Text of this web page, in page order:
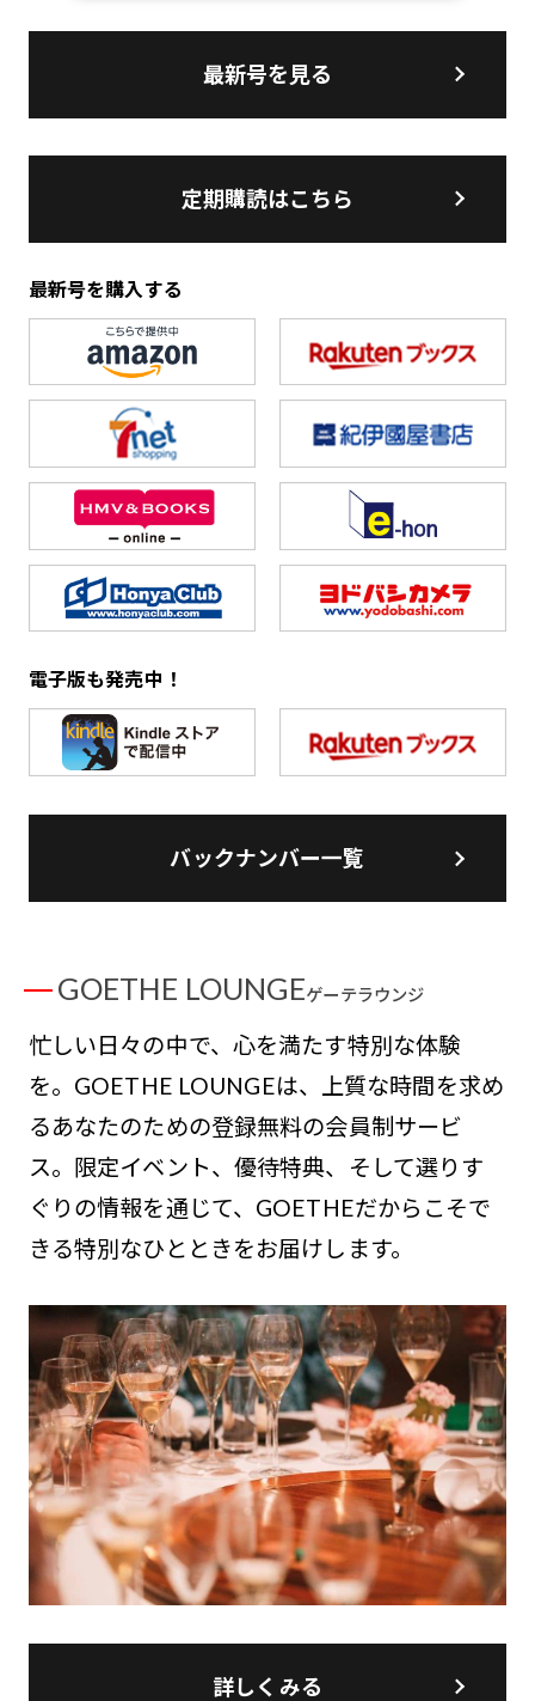
最新号を見る
定期購読はこちら
最新号を購入する
電子版も発売中！
バックナンバー一覧
GOETHE LOUNGEゲーテラウンジ
忙しい日々の中で、心を満たす特別な体験
を。GOETHE LOUNGEは、上質な時間を求め
るあなたのための登録無料の会員制サービ
ス。限定イベント、優待特典、そして選りす
ぐりの情報を通じて、GOETHEだからこそで
きる特別なひとときをお届けします。
詳しくみる